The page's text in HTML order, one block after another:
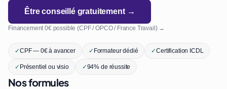
Être conseillé gratuitement →
Financement 0€ possible (CPF / OPCO / France Travail) →
✓CPF — 0€ à avancer ✓Formateur dédié ✓Certification ICDL
✓Présentiel ou visio ✓94% de réussite
Nos formules